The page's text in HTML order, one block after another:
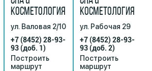
КОСМЕТОЛОГИЯ
ул. Валовая 2/10
+7 (8452) 28-93-
93(доб. 1)
Построить
маршрут
КОСМЕТОЛОГИЯ
ул. Рабочая 29
+7 (8452) 28-93-
93(доб. 2)
Построить
маршрут